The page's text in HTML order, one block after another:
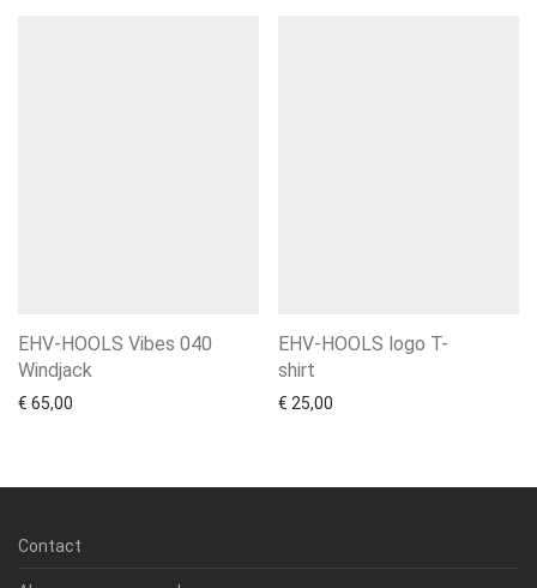
EHV-HOOLS Vibes 040
Windjack
€ 65,00
EHV-HOOLS logo T-
shirt
€ 25,00
Contact